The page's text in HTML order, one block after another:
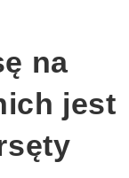
na
jest